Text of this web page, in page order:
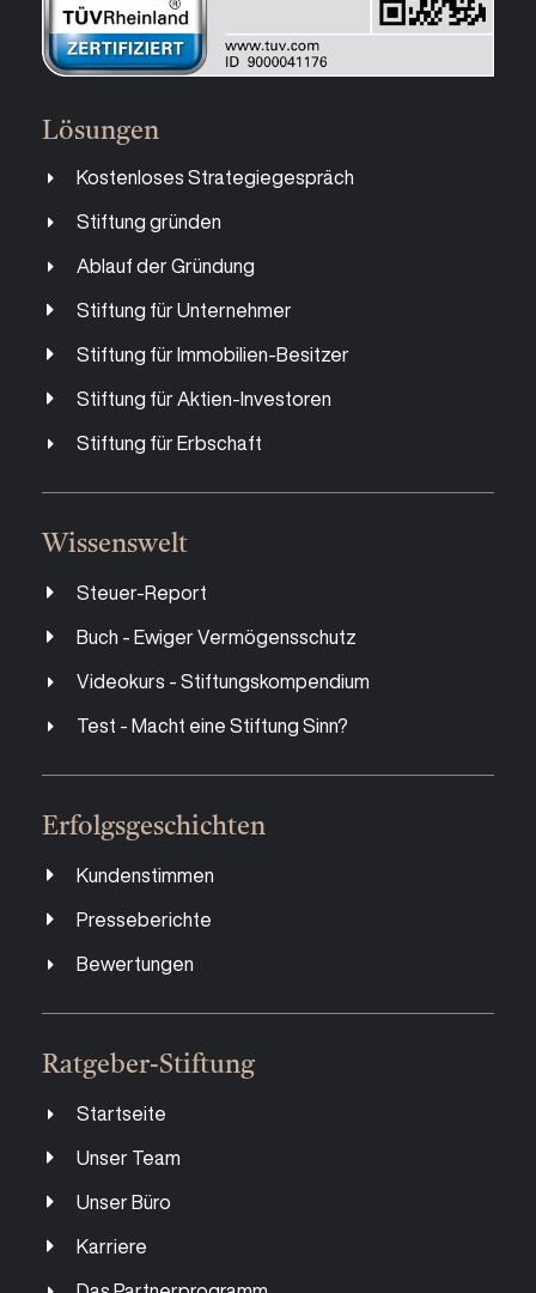
Lösungen
Kostenloses Strategiegespräch
Stiftung gründen
Ablauf der Gründung
Stiftung für Unternehmer
Stiftung für Immobilien-Besitzer
Stiftung für Aktien-Investoren
Stiftung für Erbschaft
Wissenswelt
Steuer-Report
Buch - Ewiger Vermögensschutz
Videokurs - Stiftungskompendium
Test - Macht eine Stiftung Sinn?
Erfolgsgeschichten
Kundenstimmen
Presseberichte
Bewertungen
Ratgeber-Stiftung
Startseite
Unser Team
Unser Büro
Karriere